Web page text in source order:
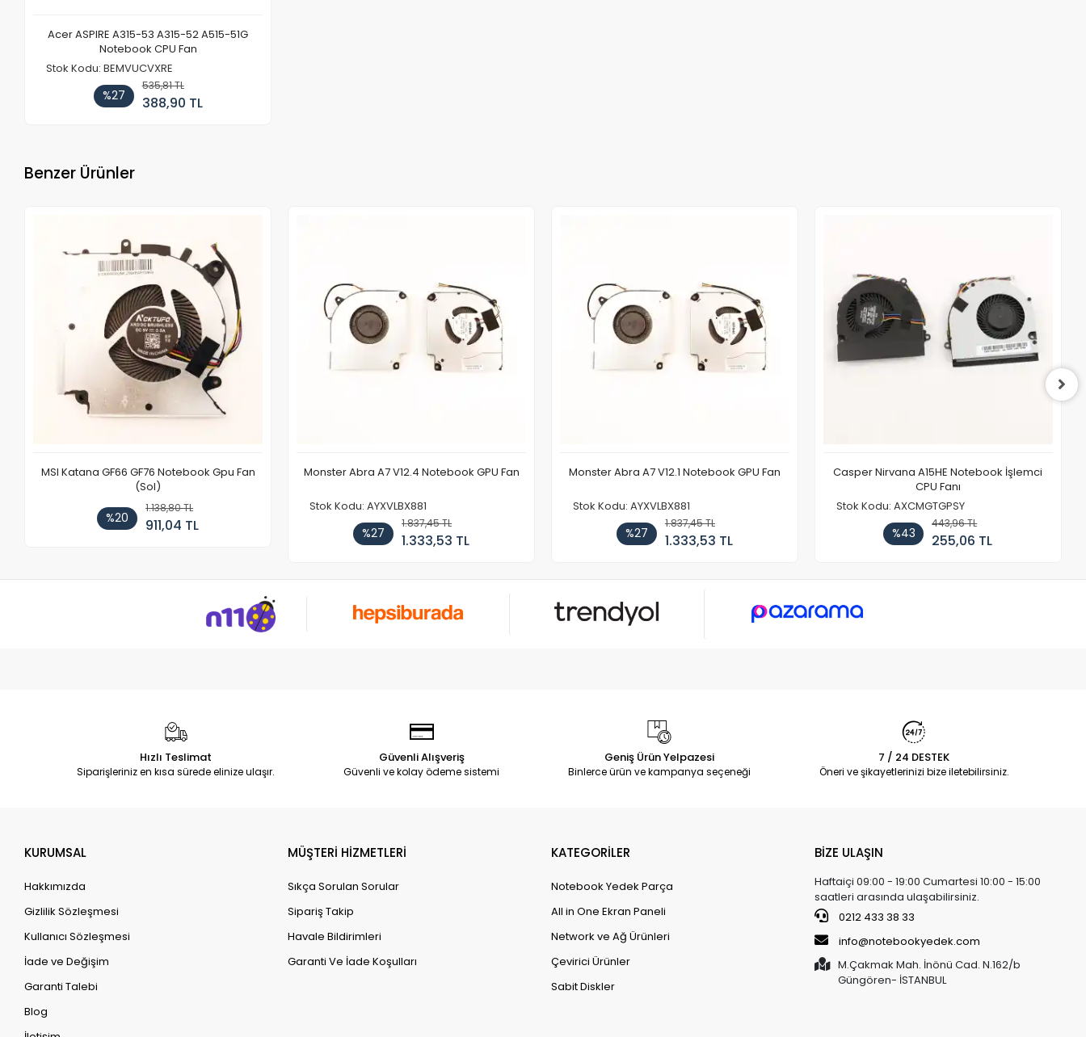
Acer ASPIRE A315-53 A315-52 A515-51G
Notebook CPU Fan
Stok Kodu: BEMVUCVXRE
%27
535,81 TL
388,90 TL
Benzer Ürünler
MSI Katana GF66 GF76 Notebook Gpu Fan
(Sol)
%20
1.138,80 TL
911,04 TL
Monster Abra A7 V12.4 Notebook GPU Fan
Stok Kodu: AYXVLBX881
%27
1.837,45 TL
1.333,53 TL
Monster Abra A7 V12.1 Notebook GPU Fan
Stok Kodu: AYXVLBX881
%27
1.837,45 TL
1.333,53 TL
Casper Nirvana A15HE Notebook İşlemci
CPU Fanı
Stok Kodu: AXCMGTGPSY
%43
443,96 TL
255,06 TL
Hızlı Teslimat
Siparişleriniz en kısa sürede elinize ulaşır.
Güvenli Alışveriş
Güvenli ve kolay ödeme sistemi
Geniş Ürün Yelpazesi
Binlerce ürün ve kampanya seçeneği
7 / 24 DESTEK
Öneri ve şikayetlerinizi bize iletebilirsiniz.
KURUMSAL
Hakkımızda
Gizlilik Sözleşmesi
Kullanıcı Sözleşmesi
İade ve Değişim
Garanti Talebi
Blog
MÜŞTERİ HİZMETLERİ
Sıkça Sorulan Sorular
Sipariş Takip
Havale Bildirimleri
Garanti Ve İade Koşulları
KATEGORİLER
Notebook Yedek Parça
All in One Ekran Paneli
Network ve Ağ Ürünleri
Çevirici Ürünler
Sabit Diskler
BİZE ULAŞIN
Haftaiçi 09:00 - 19:00 Cumartesi 10:00 - 15:00
saatleri arasında ulaşabilirsiniz.
0212 433 38 33
info@notebookyedek.com
M.Çakmak Mah. İnönü Cad. N.162/b
Güngören- İSTANBUL